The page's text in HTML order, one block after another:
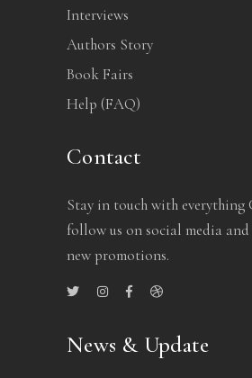
Interviews
Authors Story
Book Fairs
Help (FAQ)
Contact
Stay in touch with everything
follow us on social media
new promotions.
News & Update